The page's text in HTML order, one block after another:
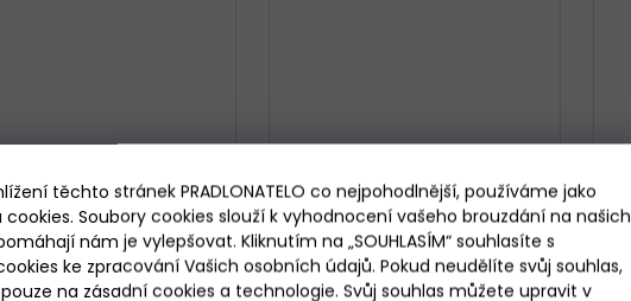
těchto stránek PRADLONATELO co nejpohodlnější, používáme jako
Soubory cookies slouží k vyhodnocení vašeho brouzdání na našich
nám je vylepšovat. Kliknutím na „SOUHLASÍM“ souhlasíte s
ke zpracování Vašich osobních údajů. Pokud neudělíte svůj souhlas,
na zásadní cookies a technologie. Svůj souhlas můžete upravit v
noční košile Italian
Fashion Ardila
Dámská noční košile Sensis
Dora